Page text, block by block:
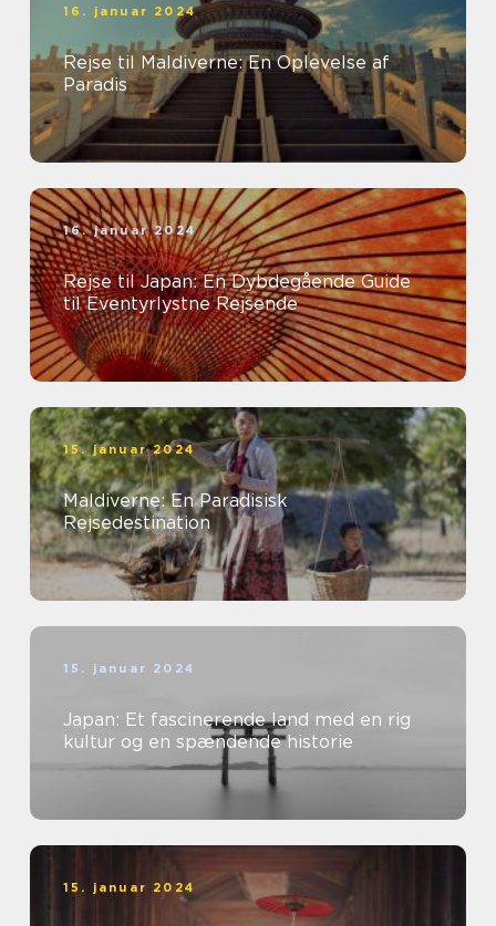
16. januar 2024
Rejse til Maldiverne: En Oplevelse af
Paradis
16. januar 2024
Rejse til Japan: En Dybdegående Guide
til Eventyrlystne Rejsende
15. januar 2024
Maldiverne: En Paradisisk
Rejsedestination
15. januar 2024
Japan: Et fascinerende land med en rig
kultur og en spændende historie
15. januar 2024